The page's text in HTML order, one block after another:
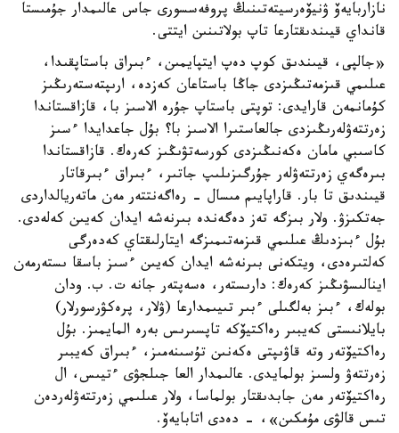
نازاربايەۆ ۋنيۆەرسيتەتىنىڭ پروفەسسورى جاس عالىمدار جۇمىستا
قانداي قيىندىقتارعا تاپ بولاتىنىن ايتتى.
«جالپى، قيىندىق كوپ دەپ ايتپايمىن، ءبىراق باستاپقىدا،
عىلىمي قىزمەتىڭىزدى جاڭا باستاعان كەزدە، ارىپتەستەرىڭىز
كۇمانمەن قارايدى: توپتى باستاپ جۇرە الاسىز با، قازاقستاندا
زەرتتەۋلەرىڭىزدى جالعاستىرا الاسىز با؟ بۇل جاعدايدا ءسىز
كاسىبي مامان ەكەنىڭىزدى كورسەتۋىڭىز كەرەك. قازاقستاندا
بىرەگەي زەرتتەۋلەر جۇرگىزىلىپ جاتىر، ءبىراق ءبىرقاتار
قيىندىق تا بار. قاراپايىم مىسال - رەاگەنتتەر مەن ماتەريالداردى
جەتكىزۋ. ولار بىزگە تەز دەگەندە بىرنەشە ايدان كەيىن كەلەدى.
بۇل ءبىزدىڭ عىلىمي قىزمەتىمىزگە ايتارلىقتاي كەدەرگى
كەلتىرەدى، ويتكەنى بىرنەشە ايدان كەيىن ءسىز باسقا ىستەرمەن
اينالىسۋىڭىز كەرەك: دارىستەر، ەسەپتەر جانە ت. ب. ودان
بولەك، ءبىز بەلگىلى ءبىر تىيىمدارعا (ۋلار، پرەكۋرسورلار)
بايلانىستى كەيبىر رەاكتيۆكە تاپسىرىس بەرە المايمىز. بۇل
رەاكتيۆتەر وتە قاۋىپتى ەكەنىن تۇسىنەمىز، ءبىراق كەيبىر
زەرتتەۋ ولسىز بولمايدى. عالىمدار العا جىلجۋى ءتيىس، ال
رەاكتيۆتەر مەن جابدىقتار بولماسا، ولار عىلىمي زەرتتەۋلەردەن
تىس قالۋى مۇمكىن»، - دەدى اتابايەۆ.